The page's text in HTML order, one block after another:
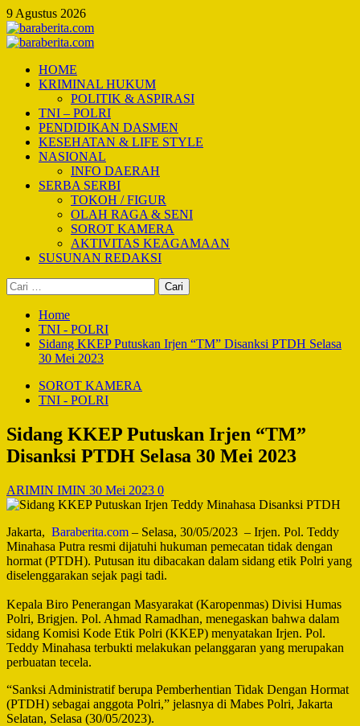
Skip
to
content
9 Agustus 2026
Primary
HOME
KRIMINAL HUKUM
POLITIK & ASPIRASI
TNI – POLRI
PENDIDIKAN DASMEN
KESEHATAN & LIFE STYLE
NASIONAL
INFO DAERAH
SERBA SERBI
TOKOH / FIGUR
OLAH RAGA & SENI
SOROT KAMERA
AKTIVITAS KEAGAMAAN
SUSUNAN REDAKSI
Cari
untuk:
Home
TNI - POLRI
Sidang KKEP Putuskan Irjen “TM” Disanksi PTDH Selasa
30 Mei 2023
SOROT KAMERA
TNI - POLRI
Sidang KKEP Putuskan Irjen “TM”
Disanksi PTDH Selasa 30 Mei 2023
ARIMIN IMIN 30 Mei 2023 0
Jakarta, Baraberita.com – Selasa, 30/05/2023 – Irjen. Pol. Teddy
Minahasa Putra resmi dijatuhi hukuman pemecatan tidak dengan
hormat (PTDH). Putusan itu dibacakan dalam sidang etik Polri yang
diselenggarakan sejak pagi tadi.
Kepala Biro Penerangan Masyarakat (Karopenmas) Divisi Humas
Polri, Brigjen. Pol. Ahmad Ramadhan, menegaskan bahwa dalam
sidang Komisi Kode Etik Polri (KKEP) menyatakan Irjen. Pol.
Teddy Minahasa terbukti melakukan pelanggaran yang merupakan
perbuatan tecela.
“Sanksi Administratif berupa Pemberhentian Tidak Dengan Hormat
(PTDH) sebagai anggota Polri,” jelasnya di Mabes Polri, Jakarta
Selatan, Selasa (30/05/2023).